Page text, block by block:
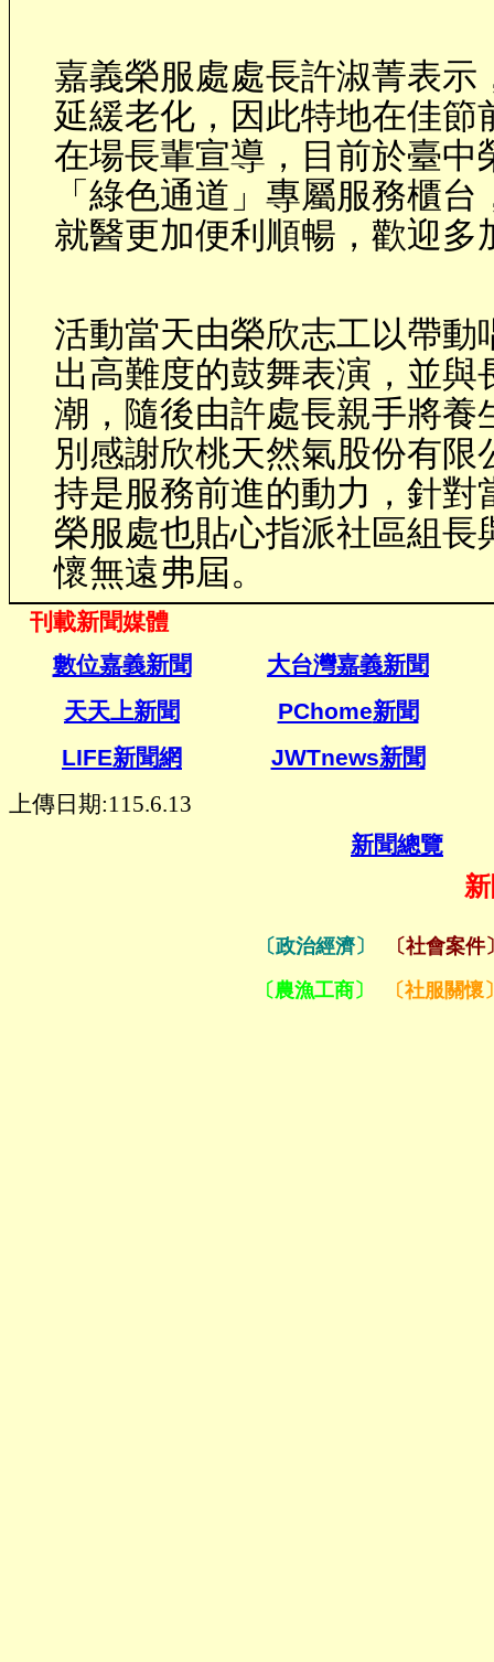
嘉義榮服處處長許淑菁表
延緩老化，因此特地在佳
在場長輩宣導，目前於臺
「綠色通道」專屬服務櫃
就醫更加便利順暢，歡迎多
活動當天由榮欣志工以帶
出高難度的鼓舞表演，並
潮，隨後由許處長親手將
別感謝欣桃天然氣股份有
持是服務前進的動力，針
榮服處也貼心指派社區組
懷無遠弗屆。
刊載新聞媒體
數位嘉義新聞
大台灣嘉義新聞
天天上新聞
PChome新聞
LIFE新聞網
JWTnews新聞
上傳日期:115.6.13
新聞總覽
〔政治經濟〕
〔社會案件
〔農漁工商〕
〔社服關懷